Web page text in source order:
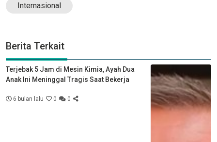
Internasional
Berita Terkait
Terjebak 5 Jam di Mesin Kimia, Ayah Dua
Anak Ini Meninggal Tragis Saat Bekerja
6 bulan lalu 0 0